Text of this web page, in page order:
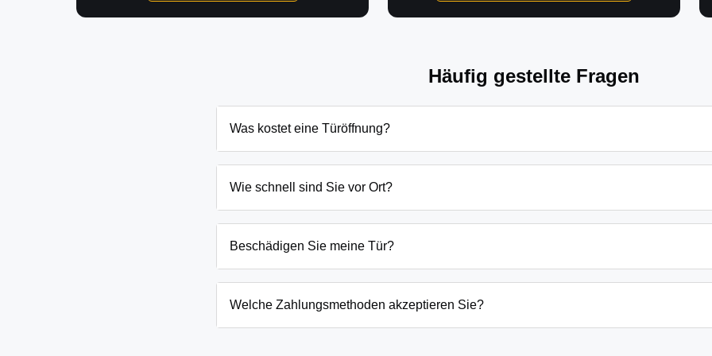
Häufig gestellte Fragen
Was kostet eine Türöffnung?
und Schließanlage. Grundsätzlich beginnen unsere Preise bei 69€ tagsüber für
Wie schnell sind Sie vor Ort?
eingesperrten Kindern oder laufenden Gefahrenquellen auch schneller.
Beschädigen Sie meine Tür?
absoluten Ausnahmefällen, wenn keine andere Möglichkeit besteht, müssen wir das
Welche Zahlungsmethoden akzeptieren Sie?